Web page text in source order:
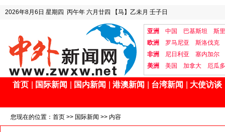
2026年8月6日 星期四 丙午年 六月廿四 【马】乙未月 壬子日
亚洲 中国 巴基斯坦
斯
欧洲
罗马尼亚
斯洛伐克
非洲
尼日利亚
塞内加尔
美洲
美国 加拿大 厄瓜
首页 国际新闻 国内新闻 港澳新闻 台湾新闻 大使访谈
您现在的位置： 首页 >> 国际新闻 >> 内容